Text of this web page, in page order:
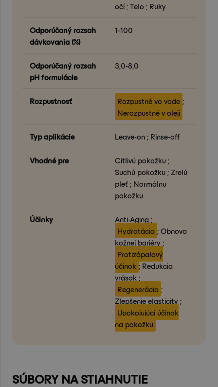
očí ; Telo ; Ruky
Odporúčaný rozsah
dávkovania (%)
1-100
Odporúčaný rozsah
pH formulácie
3,0-8,0
Rozpustnosť Rozpustné vo vode ;
Nerozpustné v oleji
Typ aplikácie Leave-on ; Rinse-off
Vhodné pre
Citlivú pokožku ;
Suchú pokožku ; Zrelú
pleť ; Normálnu
pokožku
Účinky
Anti-Aging ;
Hydratácia ; Obnova
kožnej bariéry ;
Protizápalový
účinok ; Redukcia
vrások ;
Regenerácia ;
Zlepšenie elasticity ;
Upokojujúci účinok
na pokožku
SÚBORY NA STIAHNUTIE